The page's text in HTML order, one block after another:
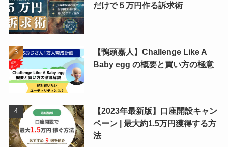
だけで５万円作る訴求術
【鴨頭嘉人】Challenge Like A
Baby egg の概要と買い方の極意
【2023年最新版】口座開設キャン
ペーン | 最大約1.5万円獲得する方
法